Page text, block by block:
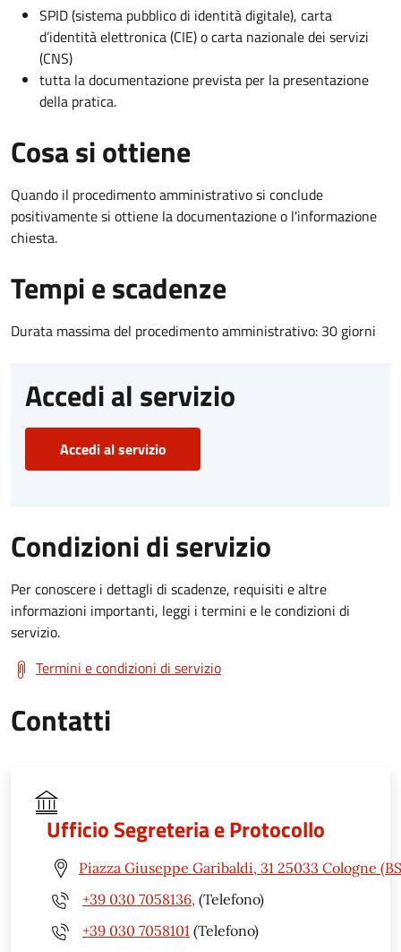
SPID (sistema pubblico di identità digitale), carta
d’identità elettronica (CIE) o carta nazionale dei servizi
(CNS)
tutta la documentazione prevista per la presentazione
della pratica.
Cosa si ottiene
Quando il procedimento amministrativo si conclude
positivamente si ottiene la documentazione o l'informazione
chiesta.
Tempi e scadenze
Durata massima del procedimento amministrativo: 30 giorni
Accedi al servizio
Accedi al servizio
Condizioni di servizio
Per conoscere i dettagli di scadenze, requisiti e altre
informazioni importanti, leggi i termini e le condizioni di
servizio.
Termini e condizioni di servizio
Contatti
Ufficio Segreteria e Protocollo
Piazza Giuseppe Garibaldi, 31 25033 Cologne
+39 030 7058136, (Telefono)
+39 030 7058101 (Telefono)